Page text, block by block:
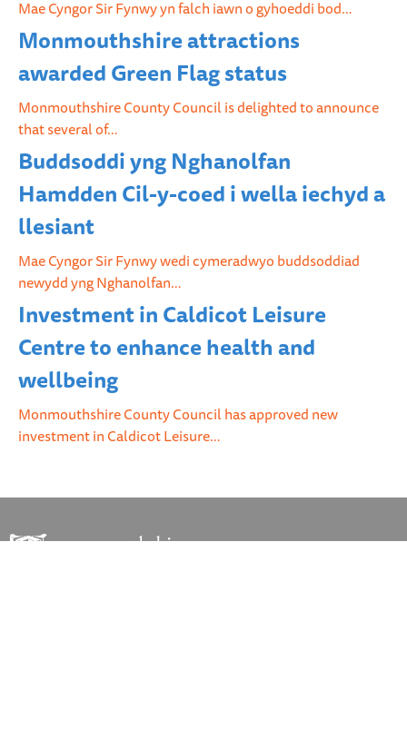
Mae Cyngor Sir Fynwy yn falch iawn o gyhoeddi bod…
Monmouthshire attractions
awarded Green Flag status
Monmouthshire County Council is delighted to announce
that several of…
Buddsoddi yng Nghanolfan
Hamdden Cil-y-coed i wella iechyd a
llesiant
Mae Cyngor Sir Fynwy wedi cymeradwyo buddsoddiad
newydd yng Nghanolfan…
Investment in Caldicot Leisure
Centre to enhance health and
wellbeing
Monmouthshire County Council has approved new
investment in Caldicot Leisure…